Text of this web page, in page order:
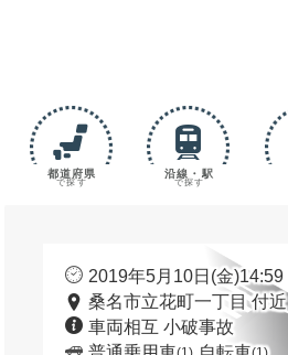
都道府県
で探す
沿線・駅
で探す
2019年5月10日(金)14:59
桑名市立花町一丁目 付近
車両相互 小破事故